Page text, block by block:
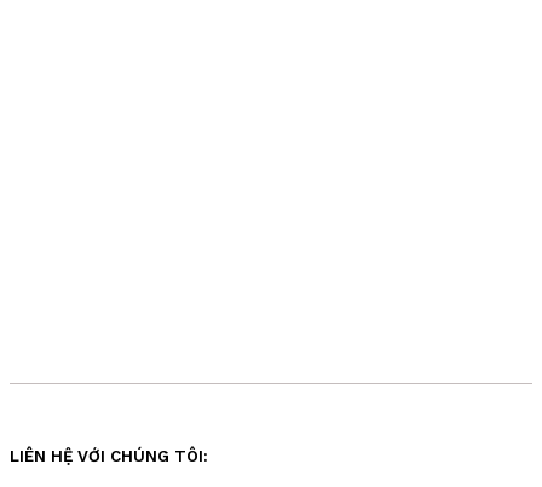
LIÊN HỆ VỚI CHÚNG TÔI: